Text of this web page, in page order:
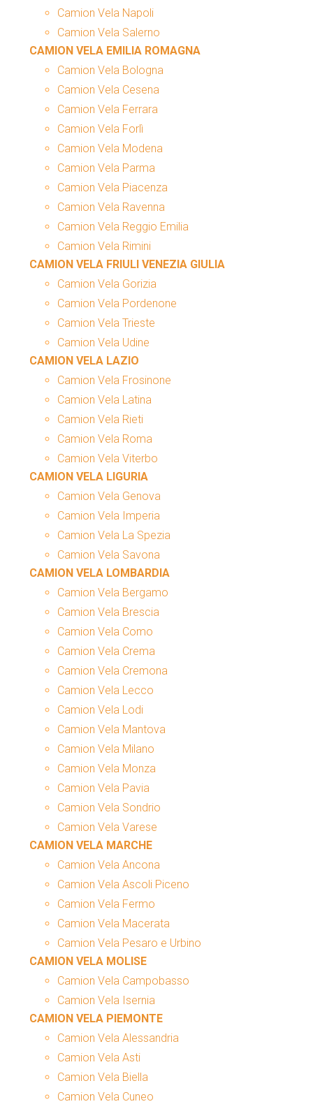
Camion Vela Napoli
Camion Vela Salerno
CAMION VELA EMILIA ROMAGNA
Camion Vela Bologna
Camion Vela Cesena
Camion Vela Ferrara
Camion Vela Forlì
Camion Vela Modena
Camion Vela Parma
Camion Vela Piacenza
Camion Vela Ravenna
Camion Vela Reggio Emilia
Camion Vela Rimini
CAMION VELA FRIULI VENEZIA GIULIA
Camion Vela Gorizia
Camion Vela Pordenone
Camion Vela Trieste
Camion Vela Udine
CAMION VELA LAZIO
Camion Vela Frosinone
Camion Vela Latina
Camion Vela Rieti
Camion Vela Roma
Camion Vela Viterbo
CAMION VELA LIGURIA
Camion Vela Genova
Camion Vela Imperia
Camion Vela La Spezia
Camion Vela Savona
CAMION VELA LOMBARDIA
Camion Vela Bergamo
Camion Vela Brescia
Camion Vela Como
Camion Vela Crema
Camion Vela Cremona
Camion Vela Lecco
Camion Vela Lodi
Camion Vela Mantova
Camion Vela Milano
Camion Vela Monza
Camion Vela Pavia
Camion Vela Sondrio
Camion Vela Varese
CAMION VELA MARCHE
Camion Vela Ancona
Camion Vela Ascoli Piceno
Camion Vela Fermo
Camion Vela Macerata
Camion Vela Pesaro e Urbino
CAMION VELA MOLISE
Camion Vela Campobasso
Camion Vela Isernia
CAMION VELA PIEMONTE
Camion Vela Alessandria
Camion Vela Asti
Camion Vela Biella
Camion Vela Cuneo